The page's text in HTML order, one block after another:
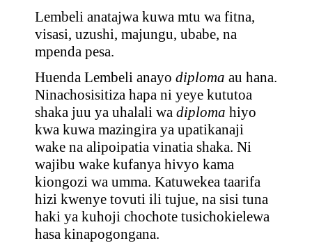
Lembeli anatajwa kuwa mtu wa fitna,
visasi, uzushi, majungu, ubabe, na
mpenda pesa.
Huenda Lembeli anayo diploma au hana.
Ninachosisitiza hapa ni yeye kututoa
shaka juu ya uhalali wa diploma hiyo
kwa kuwa mazingira ya upatikanaji
wake na alipoipatia vinatia shaka. Ni
wajibu wake kufanya hivyo kama
kiongozi wa umma. Katuwekea taarifa
hizi kwenye tovuti ili tujue, na sisi tuna
haki ya kuhoji chochote tusichokielewa
hasa kinapogongana.